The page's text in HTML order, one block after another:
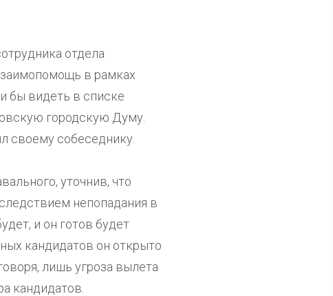
отдела
в рамках
бы видеть в списке
городскую Думу.
своему собеседнику.
уточнив, что
непопадания в
и он готов будет
кандидатов он открыто
лишь угроза вылета
кандидатов.